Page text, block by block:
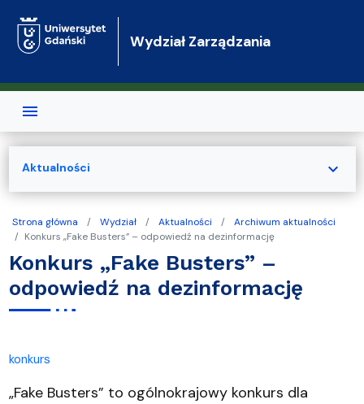
Wydział Zarządzania
Strona główna Wydział Aktualności
Archiwum aktualności
Konkurs „Fake Busters” – odpowiedź na dezinformację
Konkurs „Fake Busters” –
odpowiedź na dezinformację
konkurs
„Fake Busters” to ogólnokrajowy konkurs dla
Aktualności expand_more